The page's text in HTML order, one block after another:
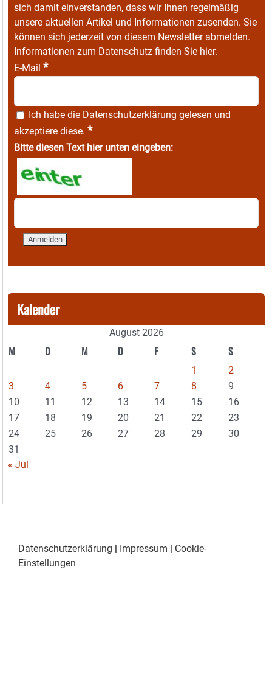
sich damit einverstanden, dass wir Ihnen regelmäßig
unsere aktuellen Artikel und Informationen zusenden. Sie
können sich jederzeit von diesem Newsletter abmelden.
Informationen zum Datenschutz finden Sie hier.
E-Mail *
Ich habe die Datenschutzerklärung gelesen und
akzeptiere diese. *
Bitte diesen Text hier unten eingeben:
Kalender
August 2026
M D M D F S S
1
2
3
4 5 6 7 8
9
10
11 12 13 14 15
16
17
18 19 20 21 22
23
24
25 26 27 28 29
30
31
« Jul
Datenschutzerklärung | Impressum | Cookie-
Einstellungen